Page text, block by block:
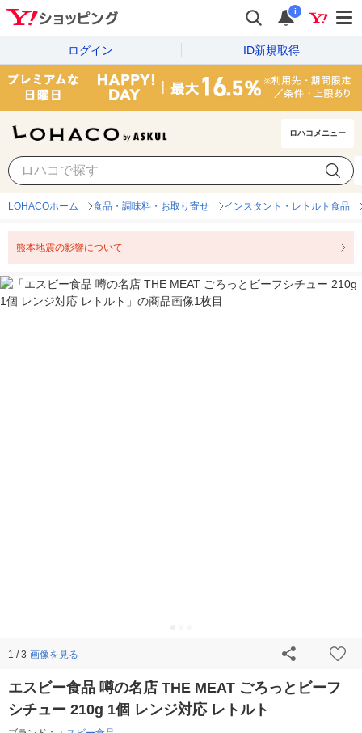
i
ログイン ID新規取得
ロハコメニュー
LOHACOホーム 食品・調味料・お取り寄せ インスタント・レトルト食品
熊本地震の影響について
1 / 3 画像を見る
エスビー食品 噂の名店 THE MEAT ごろっとビーフ
シチュー 210g 1個 レンジ対応 レトルト